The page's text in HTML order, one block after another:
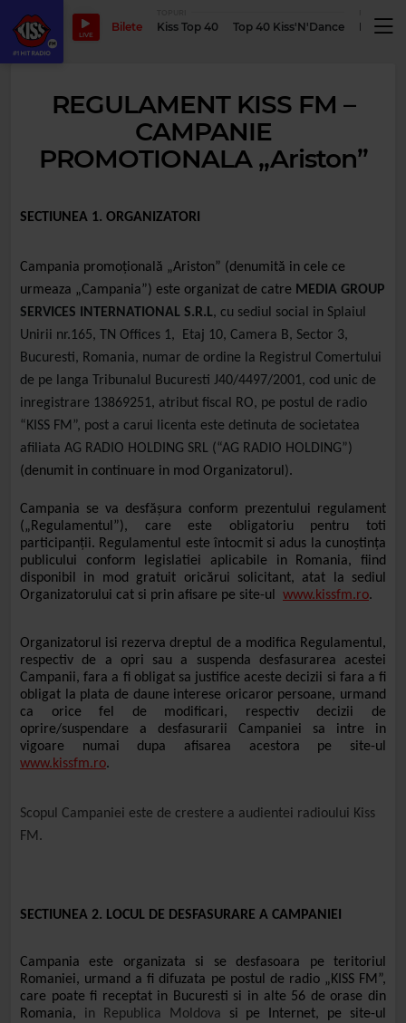
LIVE
Bilete Kiss Top 40 Top 40 Kiss'N'Dance
REGULAMENT KISS FM –
CAMPANIE
PROMOTIONALA „Ariston”
SECTIUNEA 1. ORGANIZATORI
Campania promoțională „Ariston” (denumită in cele ce
urmeaza „Campania”) este organizat de catre MEDIA GROUP
SERVICES INTERNATIONAL S.R.L, cu sediul social in Splaiul
Unirii nr.165, TN Offices 1, Etaj 10, Camera B, Sector 3,
Bucuresti, Romania, numar de ordine la Registrul Comertului
de pe langa Tribunalul Bucuresti J40/4497/2001, cod unic de
inregistrare 13869251, atribut fiscal RO, pe postul de radio
“KISS FM”, post a carui licenta este detinuta de societatea
afiliata AG RADIO HOLDING SRL (“AG RADIO HOLDING”)
(denumit in continuare in mod Organizatorul).
Campania se va desfășura conform prezentului regulament
(„Regulamentul”), care este obligatoriu pentru toti
participanții. Regulamentul este întocmit si adus la cunoștința
publicului conform legislatiei aplicabile in Romania, fiind
disponibil in mod gratuit oricărui solicitant, atat la sediul
Organizatorului cat si prin afisare pe site-ul www.kissfm.ro.
Organizatorul isi rezerva dreptul de a modifica Regulamentul,
respectiv de a opri sau a suspenda desfasurarea acestei
Campanii, fara a fi obligat sa justifice aceste decizii si fara a fi
obligat la plata de daune interese oricaror persoane, urmand
ca orice fel de modificari, respectiv decizii de
oprire/suspendare a desfasurarii Campaniei sa intre in
vigoare numai dupa afisarea acestora pe site-ul
www.kissfm.ro.
Scopul Campaniei este de crestere a audientei radioului Kiss
FM.
SECTIUNEA 2. LOCUL DE DESFASURARE A CAMPANIEI
Campania este organizata si se desfasoara pe teritoriul
Romaniei, urmand a fi difuzata pe postul de radio „KISS FM”,
care poate fi receptat in Bucuresti si in alte 56 de orase din
Romania, in Republica Moldova si pe Internet, pe site-ul